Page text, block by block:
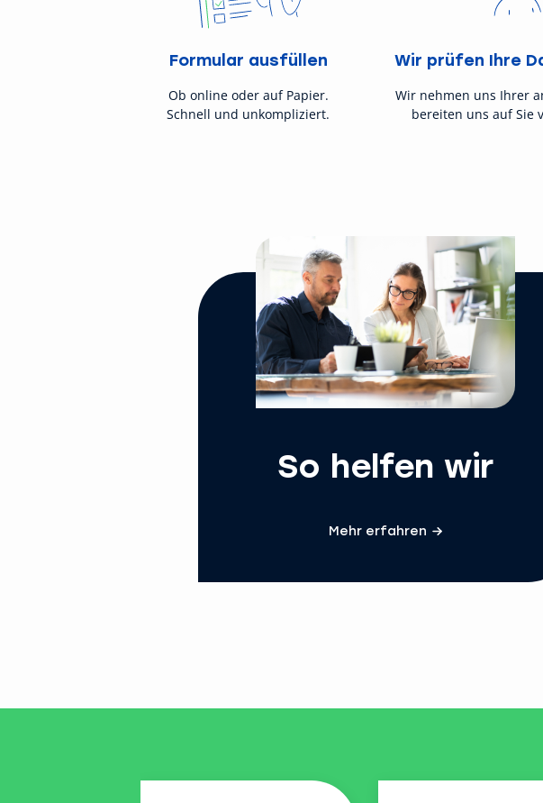
Formular ausfüllen
Ob online oder auf Papier.
Schnell und unkompliziert.
Wir prüfen Ihre
Wir nehmen uns Ihrer
bereiten uns auf Sie
So helfen wir
Mehr erfahren